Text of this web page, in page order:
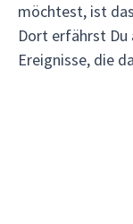
möchtest, ist
Dort erfährst Du
Ereignisse, die